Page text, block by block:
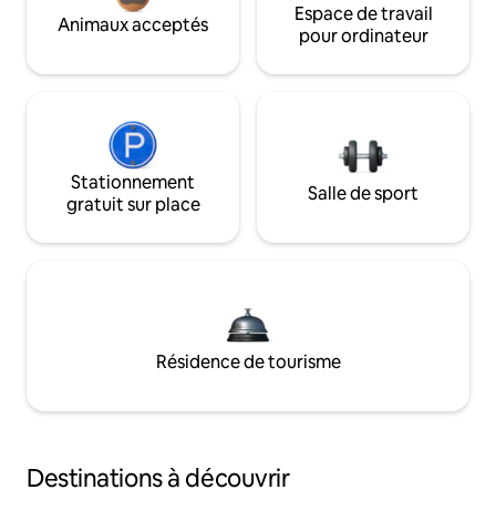
Animaux acceptés
Espace de travail
pour ordinateur
Stationnement
gratuit sur place
Salle de sport
Résidence de tourisme
Destinations à découvrir